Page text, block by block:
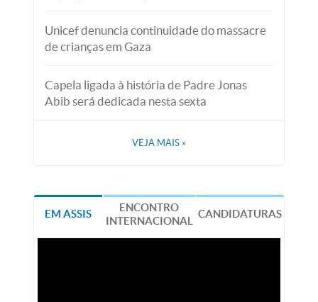
Unicef denuncia continuidade do massacre
de crianças em Gaza
Capela ligada à história de Padre Jonas
Abib será dedicada nesta sexta
VEJA MAIS »
EM ASSIS
ENCONTRO
INTERNACIONAL
CANDIDATURAS